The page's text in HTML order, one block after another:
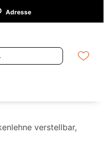
Adresse
verstellbar,